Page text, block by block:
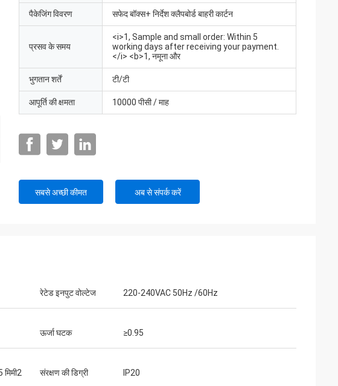
पैकेजिंग विवरण सफेद बॉक्स+ निर्देश क्लैपबोर्ड बाहरी कार्टन
प्रसव के समय
<i>1, Sample and small order: Within 5
working days after receiving your payment.
</i> <b>1, नमूना और
भुगतान शर्तें टी/टी
आपूर्ति की क्षमता 10000 पीसी / माह
सबसे अच्छी कीमत अब से संपर्क करें
रेटेड इनपुट वोल्टेज 220-240VAC 50Hz /60Hz
ऊर्जा घटक ≥0.95
संरक्षण की डिग्री IP20